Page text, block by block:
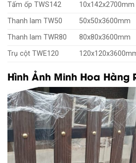
Tấm ốp TWS142
10x142x2700mm
Thanh lam TW50
50x50x3600mm
Thanh lam TWR80
80x80x3600mm
Trụ cột TWE120
Hình Ảnh Minh Hoa Hàng